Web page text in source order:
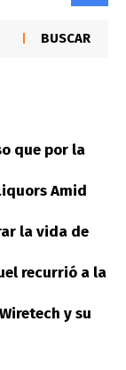
BUSCAR
que por la
Amid
la vida de
recurrió a la
y su